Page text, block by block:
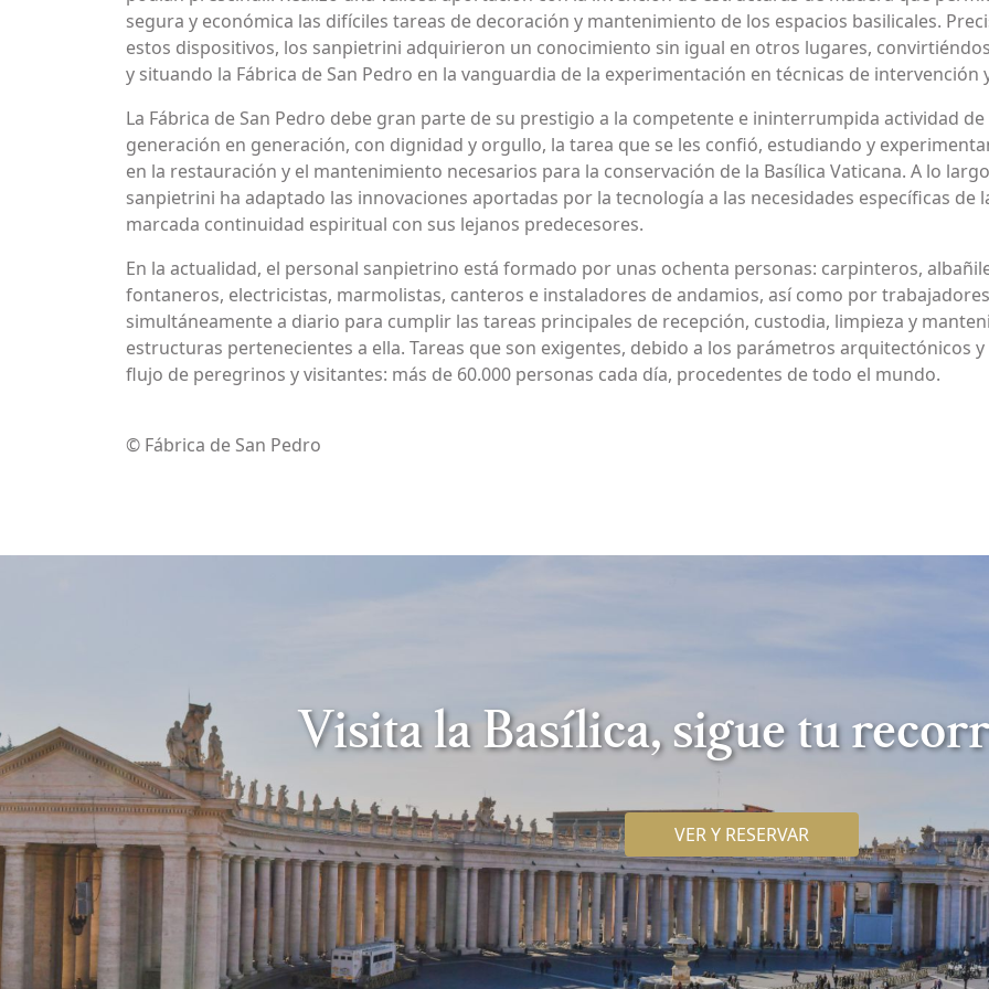
segura y económica las difíciles tareas de decoración y mantenimiento de los espacios basilicales.
estos dispositivos, los sanpietrini adquirieron un conocimiento sin igual en otros lugares,
y situando la Fábrica de San Pedro en la vanguardia de la experimentación en técnicas de intervención
La Fábrica de San Pedro debe gran parte de su prestigio a la competente e ininterrumpida actividad
generación en generación, con dignidad y orgullo, la tarea que se les confió, estudiando y
en la restauración y el mantenimiento necesarios para la conservación de la Basílica Vaticana. A lo
sanpietrini ha adaptado las innovaciones aportadas por la tecnología a las necesidades específicas de
marcada continuidad espiritual con sus lejanos predecesores.
En la actualidad, el personal sanpietrino está formado por unas ochenta personas: carpinteros,
fontaneros, electricistas, marmolistas, canteros e instaladores de andamios, así como por
simultáneamente a diario para cumplir las tareas principales de recepción, custodia, limpieza y
estructuras pertenecientes a ella. Tareas que son exigentes, debido a los parámetros arquitectónicos
flujo de peregrinos y visitantes: más de 60.000 personas cada día, procedentes de todo el mundo.
© Fábrica de San Pedro
Visita la Basílica, sigue tu
VER Y RESERVAR